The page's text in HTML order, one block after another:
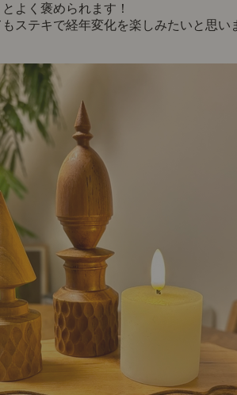
よく褒められます！
ステキで経年変化を楽しみたいと思い